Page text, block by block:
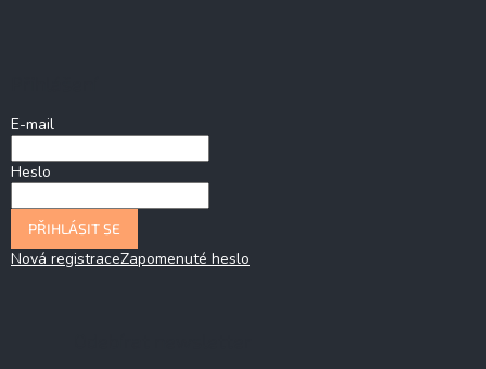
E-mail
Heslo
PŘIHLÁSIT SE
Nová registraceZapomenuté heslo